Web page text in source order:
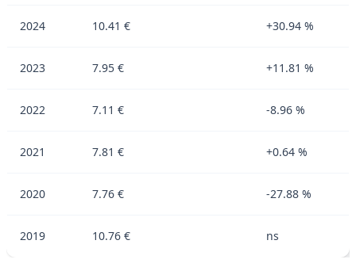
2024 10.41 € +30.94 %
2023 7.95 € +11.81 %
2022 7.11 € -8.96 %
2021 7.81 € +0.64 %
2020 7.76 € -27.88 %
2019 10.76 € ns